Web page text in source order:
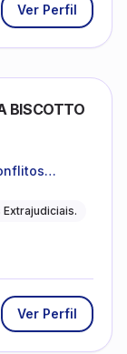
Ver Perfil
BISCOTTO
-
Ver Perfil